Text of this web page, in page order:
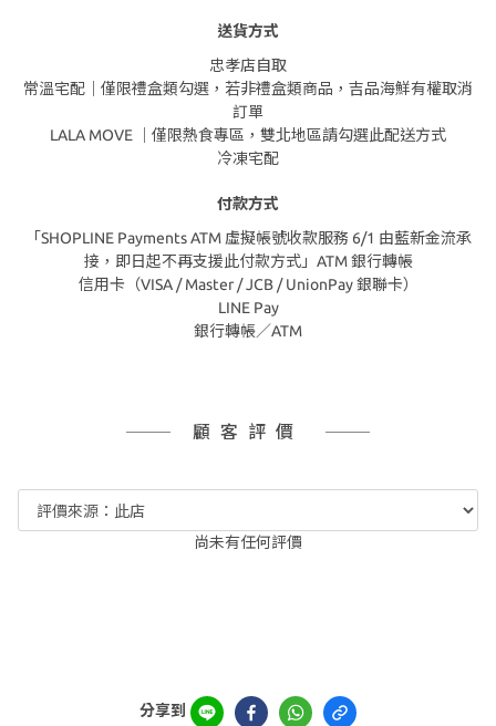
送貨方式
忠孝店自取
常溫宅配｜僅限禮盒類勾選，若非禮盒類商品，吉品海鮮有權取消
訂單
LALA MOVE ｜僅限熱食專區，雙北地區請勾選此配送方式
冷凍宅配
付款方式
「SHOPLINE Payments ATM 虛擬帳號收款服務 6/1 由藍新金流承
接，即日起不再支援此付款方式」ATM 銀行轉帳
信用卡（VISA / Master / JCB / UnionPay 銀聯卡）
LINE Pay
銀行轉帳／ATM
顧客評價
尚未有任何評價
分享到